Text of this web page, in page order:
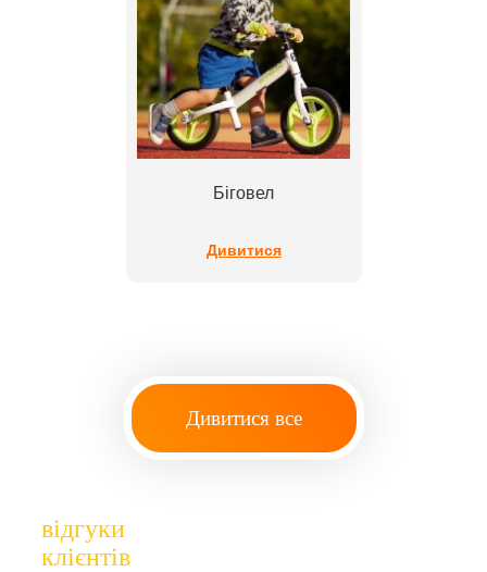
Біговел
Дивитися
Дивитися все
відгуки
клієнтів